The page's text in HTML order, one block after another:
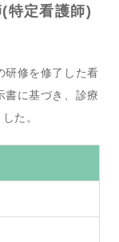
特定看護師)
研修を修了した看
書に基づき、診療
た。